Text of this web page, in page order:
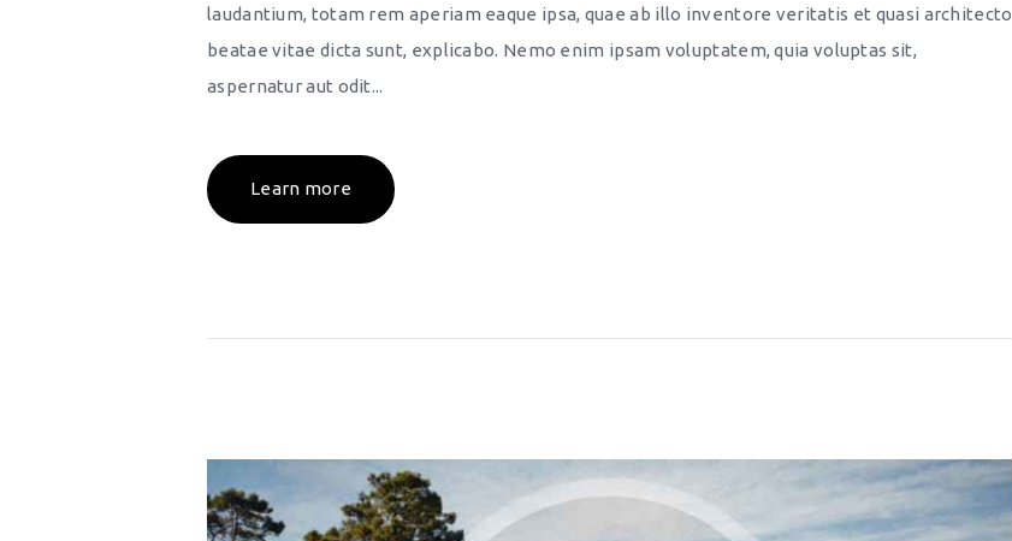
laudantium, totam rem aperiam eaque ipsa, quae ab illo inventore veritatis et quasi architecto
beatae vitae dicta sunt, explicabo. Nemo enim ipsam voluptatem, quia voluptas sit,
aspernatur aut odit...
Learn more